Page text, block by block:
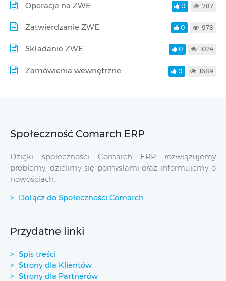
Operacje na ZWE 0 787
Zatwierdzanie ZWE 0 978
Składanie ZWE 0 1024
Zamówienia wewnętrzne 0 1689
Społeczność Comarch ERP
Dzięki społeczności Comarch ERP rozwiązujemy
problemy, dzielimy się pomysłami oraz informujemy o
nowościach.
Dołącz do Społeczności Comarch
Przydatne linki
Spis treści
Strony dla Klientów
Strony dla Partnerów